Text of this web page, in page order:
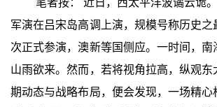
笔者按： 近日，西太平洋波谲云诡
军演在吕宋岛高调上演，规模号称历史
次正式参演，澳新等国侧应。一时间，
山雨欲来。然而，若将视角拉高，纵观
期动态与战略布局，便会发现，一场精心